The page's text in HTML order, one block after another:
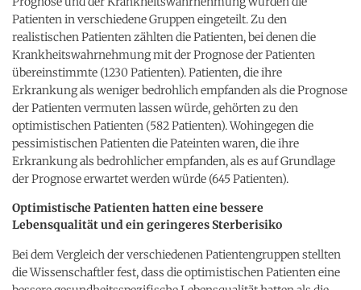
Patienten in verschiedene Gruppen eingeteilt. Zu den
realistischen Patienten zählten die Patienten, bei denen die
Krankheitswahrnehmung mit der Prognose der Patienten
übereinstimmte (1230 Patienten). Patienten, die ihre
Erkrankung als weniger bedrohlich empfanden als die Prognose
der Patienten vermuten lassen würde, gehörten zu den
optimistischen Patienten (582 Patienten). Wohingegen die
pessimistischen Patienten die Pateinten waren, die ihre
Erkrankung als bedrohlicher empfanden, als es auf Grundlage
der Prognose erwartet werden würde (645 Patienten).
Optimistische Patienten hatten eine bessere
Lebensqualität und ein geringeres Sterberisiko
Bei dem Vergleich der verschiedenen Patientengruppen stellten
die Wissenschaftler fest, dass die optimistischen Patienten eine